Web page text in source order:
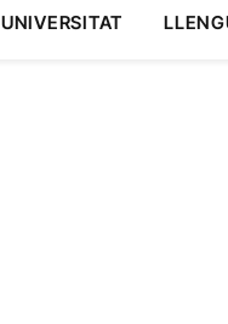
UNIVERSITAT